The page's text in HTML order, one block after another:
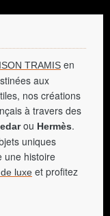
TRAMIS en
aux
nos créations
à travers des
ou Hermès.
uniques
une histoire
luxe et profitez